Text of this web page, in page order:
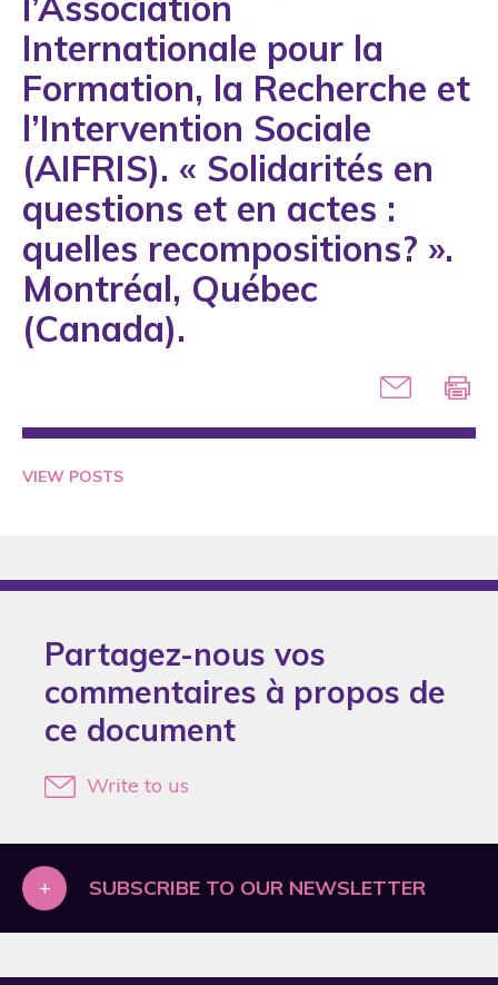
2002
2003
2004
2005
2006
2007
2008
2009
2010
2020
2021
2023
Internationale pour la
Formation, la Recherche et
l’Intervention Sociale
(AIFRIS). « Solidarités en
questions et en actes :
quelles recompositions? ».
Montréal, Québec
(Canada).
VIEW POSTS
Partagez-nous vos
commentaires à propos de
ce document
Write to us
+ SUBSCRIBE TO OUR NEWSLETTER